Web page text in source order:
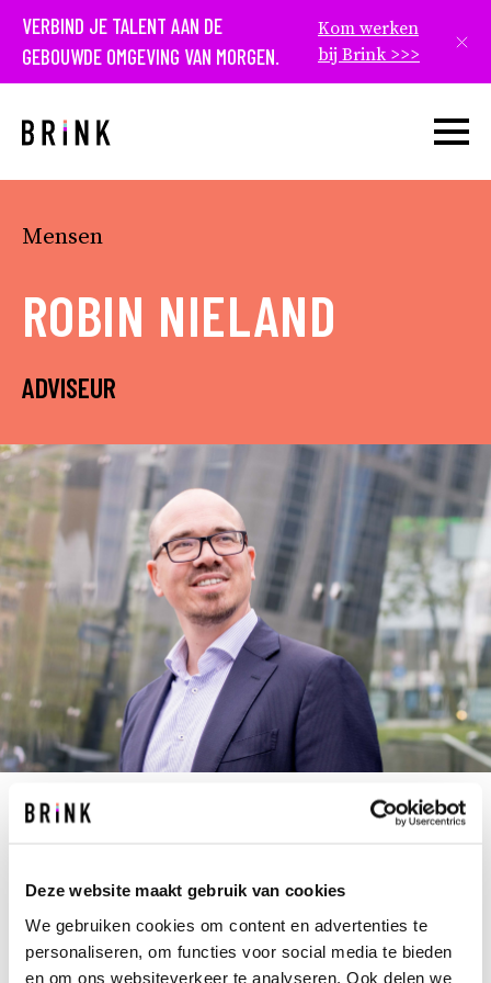
Deze website maakt gebruik van cookies
We gebruiken cookies om content en advertenties te
personaliseren, om functies voor social media te bieden
en om ons websiteverkeer te analyseren. Ook delen we
VERBIND JE TALENT AAN DE
GEBOUWDE OMGEVING VAN MORGEN.
Kom werken
bij Brink >>>
Open
Mensen
ROBIN NIELAND
ADVISEUR
Brink wordt frequent specifiek gevraagd aan te
schuiven als het om complexe vraagstukken gaat.
Als klant met een ingewikkelde